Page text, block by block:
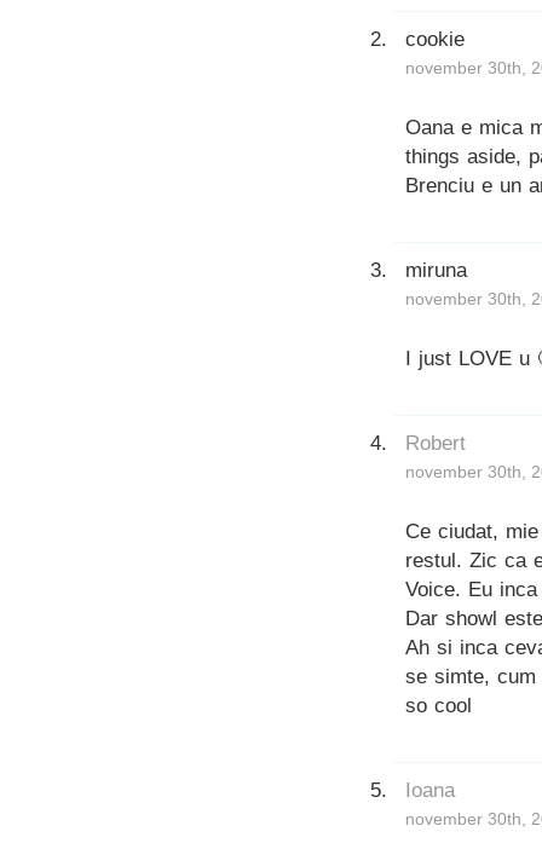
cookie
november 30th,
Oana e mica
things aside,
Brenciu e un
miruna
november 30th,
I just LOVE u
Robert
november 30th,
Ce ciudat,
restul. Zic ca
Voice. Eu
Dar showl
Ah si inca
se simte,
so cool
Ioana
november 30th,